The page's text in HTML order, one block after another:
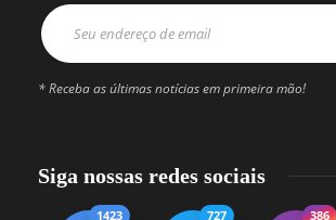
* Receba as últimas notícias em primeira mão!
Siga nossas redes sociais
1423 727 386